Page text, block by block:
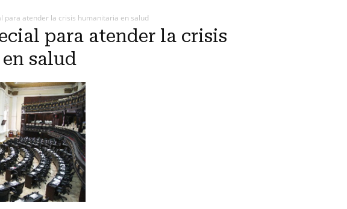
para atender la crisis humanitaria en salud
para atender la crisis
salud